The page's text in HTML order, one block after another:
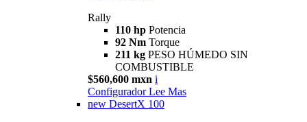
Rally
110 hp Potencia
92 Nm Torque
211 kg PESO HÚMEDO SIN
COMBUSTIBLE
$560,600 mxn i
Configurador Lee Mas
new DesertX 100